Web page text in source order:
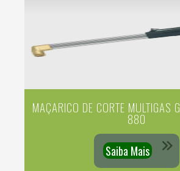
MAÇARICO DE CORTE MULTIGAS
880
Saiba Mais